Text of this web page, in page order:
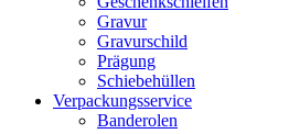
Gravur
Gravurschild
Prägung
Schiebehüllen
Verpackungsservice
Banderolen